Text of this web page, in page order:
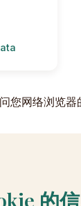
您网络浏览
的